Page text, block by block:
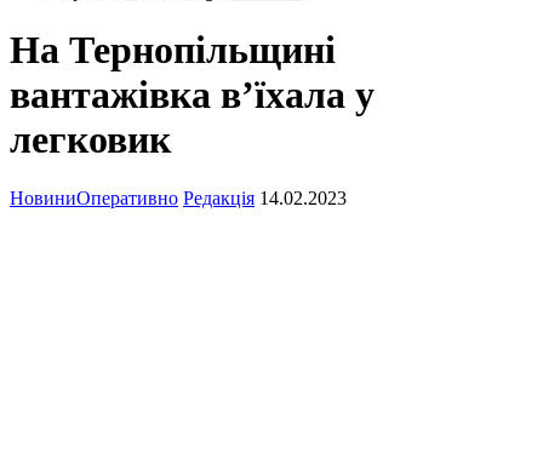
На Тернопільщині
вантажівка в’їхала у
легковик
НовиниОперативно Редакція 14.02.2023